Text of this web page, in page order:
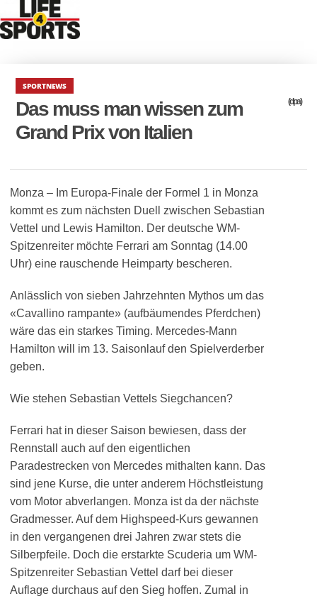
SPORTNEWS
Das muss man wissen zum
Grand Prix von Italien
(dpa)
Monza – Im Europa-Finale der Formel 1 in Monza
kommt es zum nächsten Duell zwischen Sebastian
Vettel und Lewis Hamilton. Der deutsche WM-
Spitzenreiter möchte Ferrari am Sonntag (14.00
Uhr) eine rauschende Heimparty bescheren.
Anlässlich von sieben Jahrzehnten Mythos um das
«Cavallino rampante» (aufbäumendes Pferdchen)
wäre das ein starkes Timing. Mercedes-Mann
Hamilton will im 13. Saisonlauf den Spielverderber
geben.
Wie stehen Sebastian Vettels Siegchancen?
Ferrari hat in dieser Saison bewiesen, dass der
Rennstall auch auf den eigentlichen
Paradestrecken von Mercedes mithalten kann. Das
sind jene Kurse, die unter anderem Höchstleistung
vom Motor abverlangen. Monza ist da der nächste
Gradmesser. Auf dem Highspeed-Kurs gewannen
in den vergangenen drei Jahren zwar stets die
Silberpfeile. Doch die erstarkte Scuderia um WM-
Spitzenreiter Sebastian Vettel darf bei dieser
Auflage durchaus auf den Sieg hoffen. Zumal in